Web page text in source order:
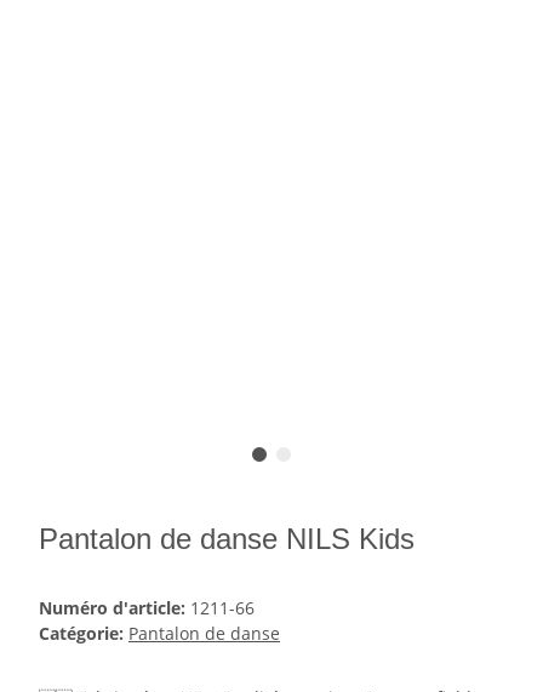
Pantalon de danse NILS Kids
Numéro d'article: 1211-66
Catégorie: Pantalon de danse